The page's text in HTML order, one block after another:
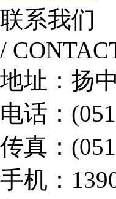
联系我们
/
地址：扬
电话：
传真：
手机：